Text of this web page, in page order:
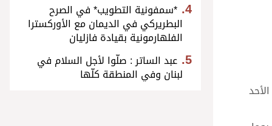
*سمفونية التطويب* في الصرح
البطريركي في الديمان مع الأوركسترا
الفلهارمونية بقيادة فازليان
عبد الساتر : صلّوا لأجل السلام في
لبنان وفي المنطقة كلّها